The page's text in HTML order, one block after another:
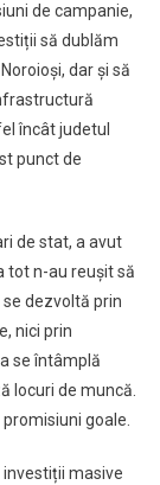
de campanie,
să dublăm
dar și să
încât judetul
punct de
de stat, a avut
tot n-au reușit să
dezvoltă prin
nici prin
se întâmplă
locuri de muncă.
goale.
masive